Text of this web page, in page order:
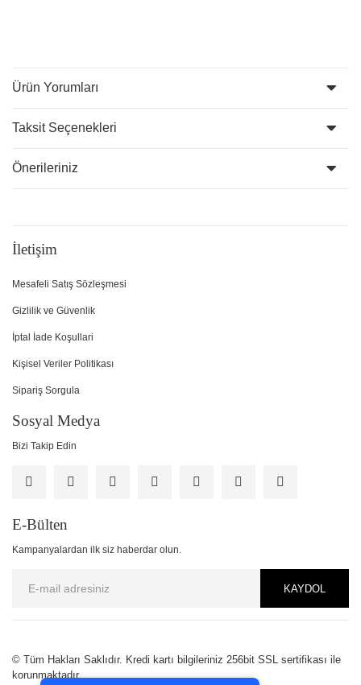
7/24 Canlı Destek
Ürün Yorumları
Taksit Seçenekleri
Önerileriniz
İletişim
Mesafeli Satış Sözleşmesi
Gizlilik ve Güvenlik
İptal İade Koşullari
Kişisel Veriler Politikası
Sipariş Sorgula
Sosyal Medya
Bizi Takip Edin
E-Bülten
Kampanyalardan ilk siz haberdar olun.
KAYDOL
© Tüm Hakları Saklıdır. Kredi kartı bilgileriniz 256bit SSL sertifikası ile
korunmaktadır.